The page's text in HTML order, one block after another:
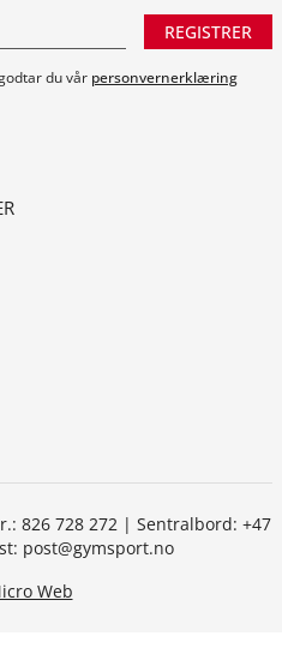
REGISTRER
du vår personvernerklæring
826 728 272 | Sentralbord: +47
post@gymsport.no
Web